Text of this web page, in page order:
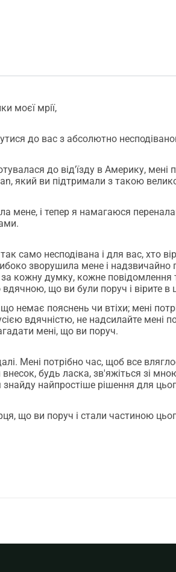
моєї мрії,
до вас з абсолютно
до від'їзду в Америку, мені
який ви підтримали з такою
мене, і тепер я намагаюся
само несподівана і для вас, хто
зворушила мене і надзвичайно
кожну думку, кожне
що ви були поруч і вірите
немає пояснень чи втіхи; мені
вдячністю, не надсилайте мені
мені, що ви поруч.
Мені потрібно час, щоб все
будь ласка, зв'яжіться зі
найпростіше рішення для
що ви поруч і стали частиною